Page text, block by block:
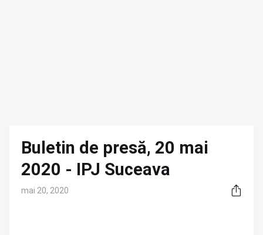
Buletin de presă, 20 mai
2020 - IPJ Suceava
mai 20, 2020